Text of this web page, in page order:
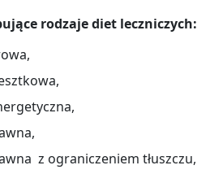
rodzaje diet leczniczych:
z ograniczeniem tłuszczu,